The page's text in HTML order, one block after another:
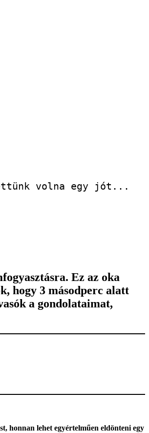
volna egy jót...
Ez az oka
hogy 3 másodperc alatt
a gondolataimat,
honnan lehet egyértelműen eldönteni egy